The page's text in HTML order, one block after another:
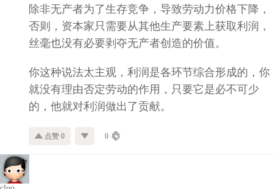
除非无产者为了生存竞争，导致劳动力价格下降，
否则，资本家只需要从其他生产要素上获取利润，
丝毫也没有必要剥夺无产者创造的价值。
你这种说法太主观，利润是各环节综合形成的，你
就没有理由否定劳动的作用，只要它是必不可少
的，他就对利润做出了贡献。
点赞 0 0